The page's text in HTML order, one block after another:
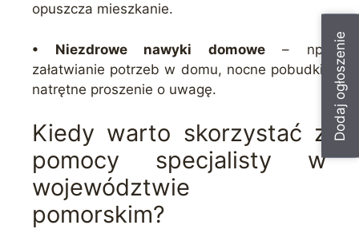
Dodaj ogłoszenie
opuszcza mieszkanie.
• Niezdrowe nawyki domowe– np.
załatwianie potrzeb w domu, nocne pobudki,
natrętne proszenie o uwagę.
Kiedy warto skorzystać z
pomocy specjalisty w
województwie
pomorskim?